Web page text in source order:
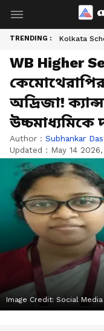
TRENDING : Kolkata
WB Higher
অদ্রিজা!
উচ্চমাধ্যমিকে
Author : Subhankar Das
Updated : May 14
Image Credit: Social Media